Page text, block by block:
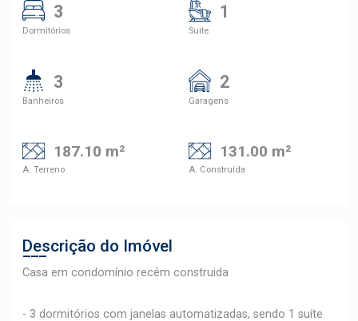
3
Dormitórios
1
Suite
3
Banheiros
2
Garagens
187.10 m²
A. Terreno
131.00 m²
A. Construída
Descrição do Imóvel
Casa em condomínio recém construida
- 3 dormitórios com janelas automatizadas, sendo 1 suíte